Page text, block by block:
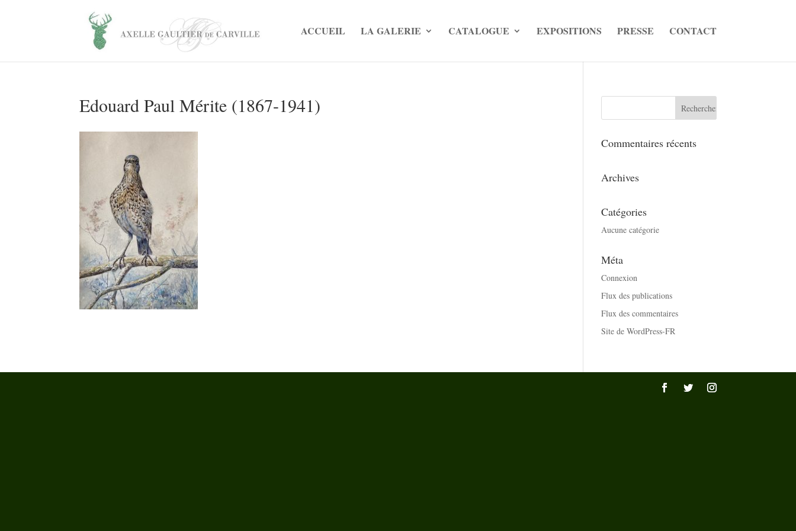
ACCUEIL LA GALERIE CATALOGUE EXPOSITIONS PRESSE CONTACT
Edouard Paul Mérite (1867-1941)
Commentaires récents
Archives
Catégories
Aucune catégorie
Méta
Connexion
Flux des publications
Flux des commentaires
Site de WordPress-FR